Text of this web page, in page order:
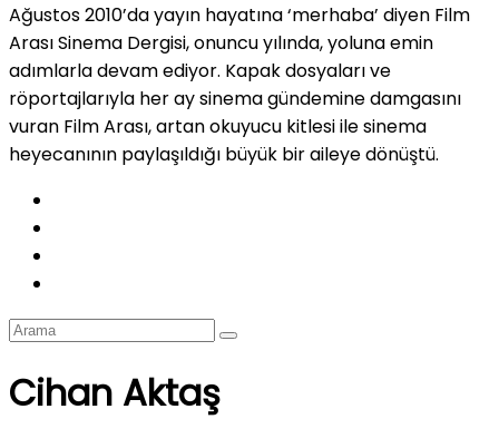
Ağustos 2010’da yayın hayatına ‘merhaba’ diyen Film
Arası Sinema Dergisi, onuncu yılında, yoluna emin
adımlarla devam ediyor. Kapak dosyaları ve
röportajlarıyla her ay sinema gündemine damgasını
vuran Film Arası, artan okuyucu kitlesi ile sinema
heyecanının paylaşıldığı büyük bir aileye dönüştü.
Cihan Aktaş